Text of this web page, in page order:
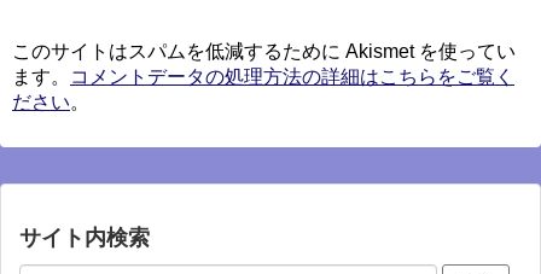
このサイトはスパムを低減するために Akismet を使ってい
ます。
コメントデータの処理方法の詳細はこちらをご覧く
ださい。
サイト内検索